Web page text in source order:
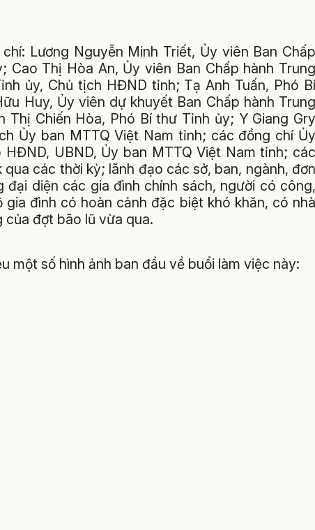
Lương Nguyễn Minh Triết, Ủy viên Ban Chấp
Cao Thị Hòa An, Ủy viên Ban Chấp hành Trung
ủy, Chủ tịch HĐND tỉnh; Tạ Anh Tuấn, Phó Bí
Huy, Ủy viên dự khuyết Ban Chấp hành Trung
Chiến Hòa, Phó Bí thư Tỉnh ủy; Y Giang Gry
Ủy ban MTTQ Việt Nam tỉnh; các đồng chí Ủy
UBND, Ủy ban MTTQ Việt Nam tỉnh; các
các thời kỳ; lãnh đạo các sở, ban, ngành, đơn
diện các gia đình chính sách, người có công,
đình có hoàn cảnh đặc biệt khó khăn, có nhà
đợt bão lũ vừa qua.
một số hình ảnh ban đầu về buổi làm việc này: